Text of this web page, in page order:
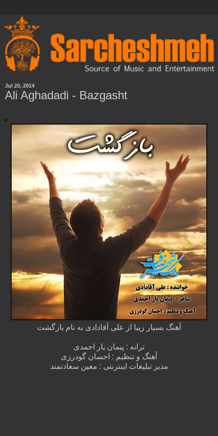
Jul 20, 2014
Ali Aghadadi - Bazgasht
آهنگ بسیار زیبا از علی آقادادی به نام بازگشت
ترانه : پیمان یار احمدی
آهنگ و تنظیم : احسان گودرزی
مدیر تبلیغات اینترنتی : معین سعادتمند